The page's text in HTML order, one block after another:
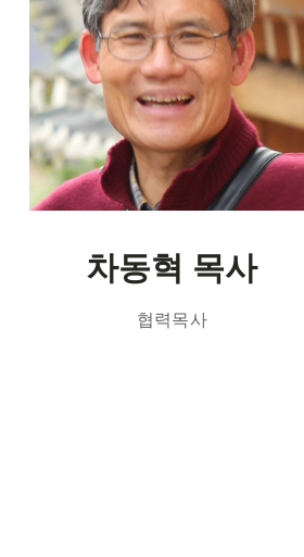
차동혁 목사
협력목사